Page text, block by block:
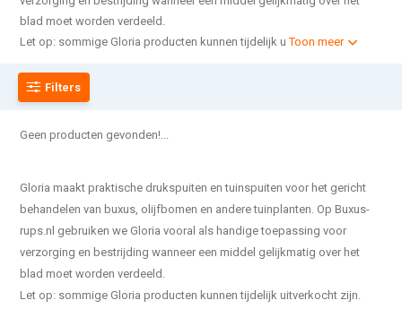
blad moet worden verdeeld.
Let op: sommige Gloria producten kunnen tijdelijk uToon meer
Filters
Geen producten gevonden!...
Gloria maakt praktische drukspuiten en tuinspuiten voor het gericht
behandelen van buxus, olijfbomen en andere tuinplanten. Op Buxus-
rups.nl gebruiken we Gloria vooral als handige toepassing voor
verzorging en bestrijding wanneer een middel gelijkmatig over het
blad moet worden verdeeld.
Let op: sommige Gloria producten kunnen tijdelijk uitverkocht zijn.